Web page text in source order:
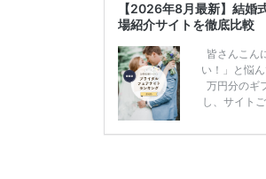
【2026年8月最新】結婚
場紹介サイトを徹底比較
皆さんこん
い！」と悩
万円分のギ
し、サイト
ンペーン特